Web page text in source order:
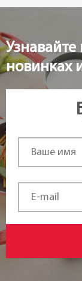
новинках